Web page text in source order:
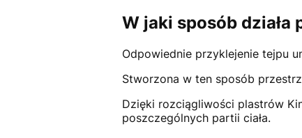
W jaki sposób działa
Odpowiednie przyklejenie tejpu
Stworzona w ten sposób
Dzięki rozciągliwości plastrów
poszczególnych partii ciała.